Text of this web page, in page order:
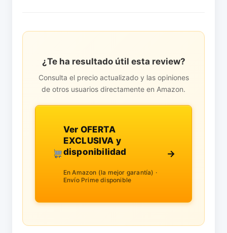
¿Te ha resultado útil esta review?
Consulta el precio actualizado y las opiniones
de otros usuarios directamente en Amazon.
Ver OFERTA
EXCLUSIVA y
disponibilidad
En Amazon (la mejor garantía) ·
Envío Prime disponible
→